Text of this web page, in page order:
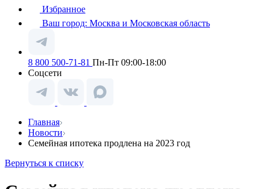
Избранное
Ваш город: Москва и Московская область
8 800 500-71-81 Пн-Пт 09:00-18:00
Соцсети
Главная
Новости
Семейная ипотека продлена на 2023 год
Вернуться к списку